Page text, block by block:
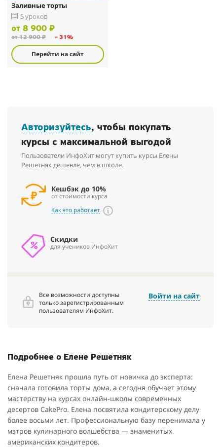
Заливные торты
5 уроков
от 8 900 ₽
от 12 900 ₽ – 31%
Перейти на сайт
Авторизуйтесь, чтобы покупать
курсы с максимальной выгодой
Пользователи ИнфоХит могут купить курсы Елены
Решетняк дешевле, чем в школе.
Кешбэк до 10%
от стоимости курса
Как это работает
Скидки
для учеников ИнфоХит
Все возможности доступны
только зарегистрированным
пользователям ИнфоХит.
Войти на сайт
Подробнее о Елене Решетняк
Елена Решетняк прошла путь от новичка до эксперта:
сначала готовила торты дома, а сегодня обучает этому
мастерству на курсах онлайн-школы современных
десертов CakePro. Елена посвятила кондитерскому делу
более восьми лет. Профессиональную базу перенимала у
мэтров кулинарного волшебства — знаменитых
американских кондитеров.